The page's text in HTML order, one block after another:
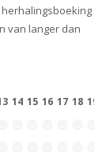
van langer dan
14 15 16 17 18 19